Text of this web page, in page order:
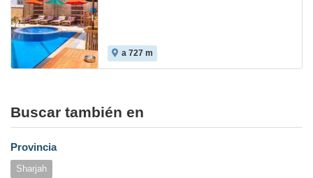
a 727 m
Buscar también en
Provincia
Sharjah